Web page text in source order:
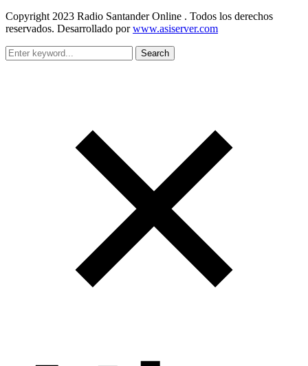
Copyright 2023 Radio Santander Online . Todos los derechos
reservados. Desarrollado porwww.asiserver.com
Search